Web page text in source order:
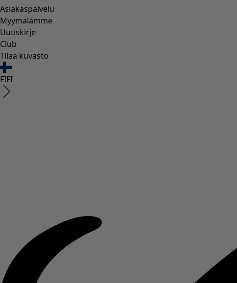
Asiakaspalvelu
Myymälämme
Uutiskirje
Club
Tilaa kuvasto
FIFI